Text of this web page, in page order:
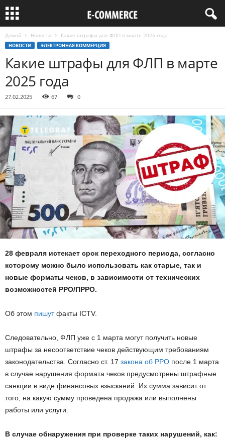
Домой Новости Какие штрафы для ФЛП в марте 2025 года
НОВОСТИ ЭЛЕКТРОННАЯ КОММЕРЦИЯ
Какие штрафы для ФЛП в марте
2025 года
27.02.2025 67 0
28 февраля истекает срок переходного периода, согласно
которому можно было использовать как старые, так и
новые форматы чеков, в зависимости от технических
возможностей РРО/ПРРО.
Об этом пишутфакты ICTV.
Следовательно, ФЛП уже с 1 марта могут получить новые
штрафы за несоответствие чеков действующим требованиям
законодательства. Согласно ст. 17 закона об РРО после 1 марта
в случае нарушения формата чеков предусмотрены штрафные
санкции в виде финансовых взысканий. Их сумма зависит от
того, на какую сумму проведена продажа или выполнены
работы или услуги.
В случае обнаружения при проверке таких нарушений, как: